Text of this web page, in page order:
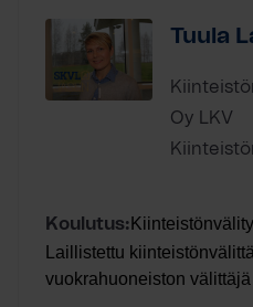
Tuula
Oy LKV
Koulutus:
Laillistettu
vuokrahuoneiston välittäjä